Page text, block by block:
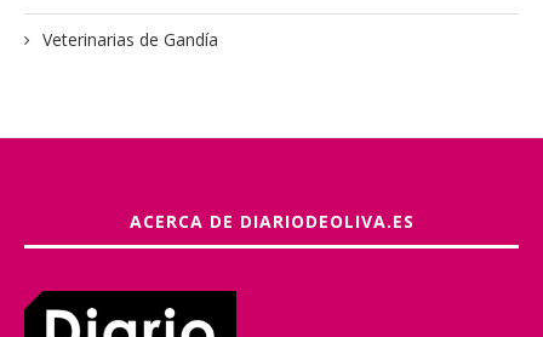
Veterinarias de Gandía
ACERCA DE DIARIODEOLIVA.ES